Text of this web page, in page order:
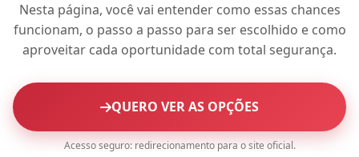
Nesta página, você vai entender como essas chances
funcionam, o passo a passo para ser escolhido e como
aproveitar cada oportunidade com total segurança.
QUERO VER AS OPÇÕES
Acesso seguro: redirecionamento para o site oficial.